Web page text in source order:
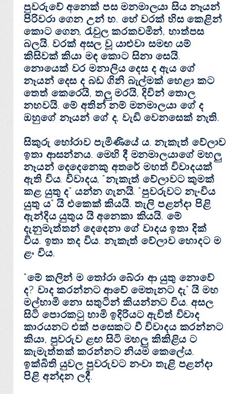
පුවරුවේ අනෙක්‌ පස මනමාලයා සිය නෑයන්
පිරිවරා ගෙන උන් හ. හේ වරක්‌ හිස කෙළින්
කොට ගෙන, රැවුල කරකවමින්, හාත්පස
බලයි. වරක්‌ අසල වූ යාළුවා සමඟ යම්
කිසිවක්‌ කියා මඳ කොට සිනා සෙයි.
නොයෙක්‌ වර මනාලිය දෙස ද ඇය ගේ
නෑයන් දෙස ද බඩ ගිනි බැල්මක්‌ හෙළා කට
තෙත් කෙරෙයි, තලු මරයි, දිවින් තොල
නහවයි. මේ අතින් නම් මනමාලයා ගේ ද
ඔහුගේ නෑයන් ගේ ද, වැඩි වෙනසෙක්‌ නැති.
සිකුරු හෝරාව පැමිණියේ ය. නැකැත් වේලාව
ඉතා ආසන්නය. මෙහි දී මනමාලයාගේ මහලු
නෑයන් දෙදෙනෙකු අතරේ මහත් විවාදයක්‌
ඇති විය. විවාදය, "නැකැත් වේලාවට කුමක්‌
කළ යුතු ද" යන්න ගැනයි. "පුවරුවට නැංවිය
යුතු ය" යි එකෙක්‌ කියයි. තැලි පළන්දා පිළි
ඇන්දිය යුතුය යි අනෙකා කියයි. මේ
දැනුමැත්තන් දෙදෙනා ගේ වාදය ඉතා දික්‌
විය. ඉතා තද විය. නැකැත් වේලාව හොදට ම
ළං විය.
"මේ කලින් ම තෝරා බේරා ආ යුතු නොවේ
ද? වාද කරන්නට ආවේ මෙතැනට දැ" යි මහ
මල්හාමි නො සතුටින් කියන්නට විය. අසල
සිටි පොරකටු හාමි ඉදිරියට ඇවිත් විවාද
කාරයනට එක්‌ පසෙකට වී විවාදය කරන්නට
කියා, පුවරුව ළඟ සිටි මහලු කිකිළිය ට
කැමැත්තක්‌ කරන්නට නියම කෙලේය.
ඉක්‌බිති යුවල පුවරුවට නංවා තැළි පළන්දා
පිළි අන්දන ලදී.